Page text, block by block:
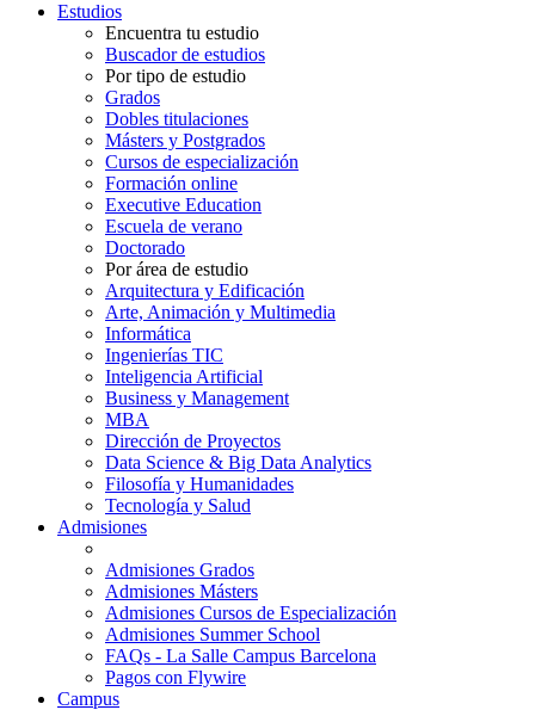
Estudios
Encuentra tu estudio
Buscador de estudios
Por tipo de estudio
Grados
Dobles titulaciones
Másters y Postgrados
Cursos de especialización
Formación online
Executive Education
Escuela de verano
Doctorado
Por área de estudio
Arquitectura y Edificación
Arte, Animación y Multimedia
Informática
Ingenierías TIC
Inteligencia Artificial
Business y Management
MBA
Dirección de Proyectos
Data Science & Big Data Analytics
Filosofía y Humanidades
Tecnología y Salud
Admisiones
Admisiones Grados
Admisiones Másters
Admisiones Cursos de Especialización
Admisiones Summer School
FAQs - La Salle Campus Barcelona
Pagos con Flywire
Campus